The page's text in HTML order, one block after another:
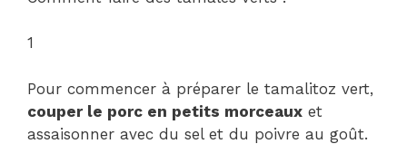
1
Pour commencer à préparer le tamalitoz vert,
couper le porc en petits morceaux et
assaisonner avec du sel et du poivre au goût.